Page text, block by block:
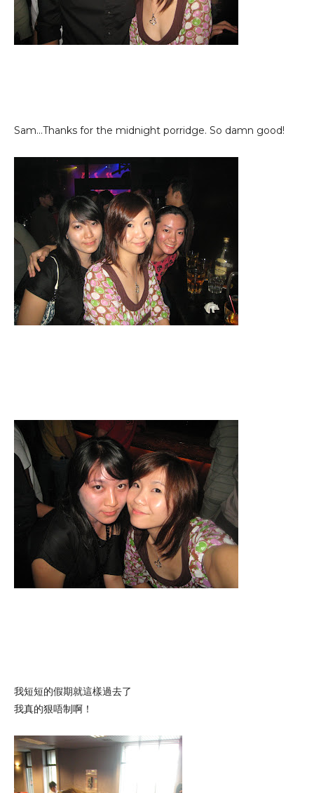
Sam...Thanks for the midnight porridge. So damn good!
我短短的假期就這樣過去了
我真的狠唔制啊！